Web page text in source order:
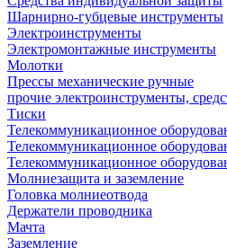
Шарнирно-губцевые инструменты
Электроинструменты
Электромонтажные инструменты
Молотки
Прессы механические ручные
прочие электроинструменты,
Тиски
Телекоммуникационное
Телекоммуникационное
Телекоммуникационное
Молниезащита и заземление
Головка молниеотвода
Держатели проводника
Мачта
Заземление